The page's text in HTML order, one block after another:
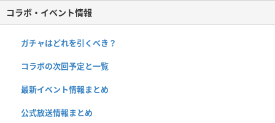
コラボ・イベント情報
ガチャはどれを引くべき？
コラボの次回予定と一覧
最新イベント情報まとめ
公式放送情報まとめ